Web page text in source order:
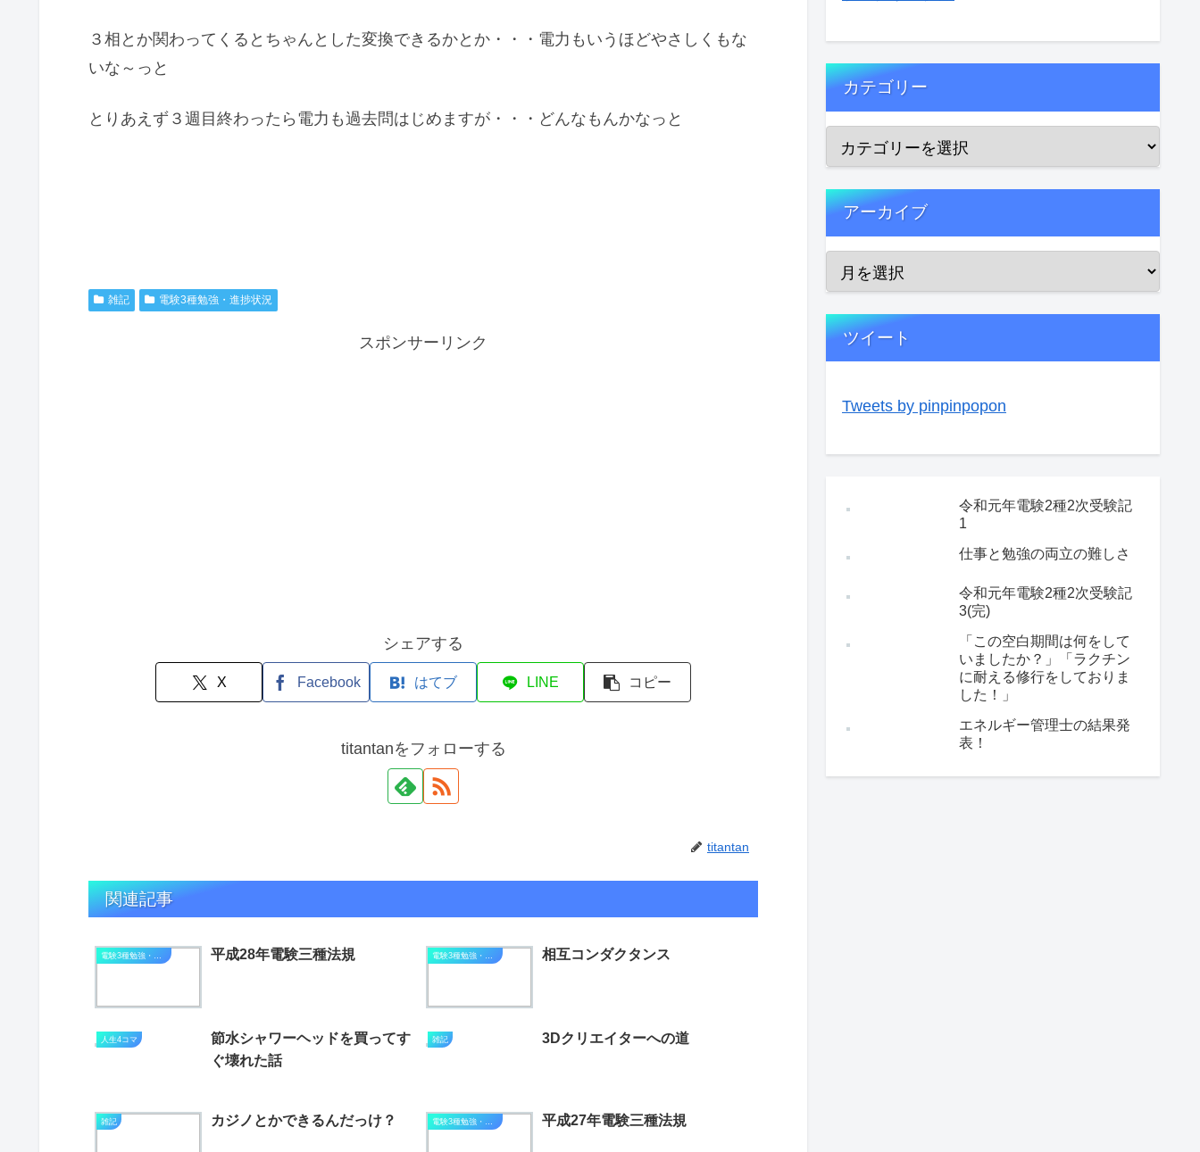
３相とか関わってくるとちゃんとした変換できるかとか・・・電力もいうほどやさしくもな
いな～っと
とりあえず３週目終わったら電力も過去問はじめますが・・・どんなもんかなっと
雑記 電験3種勉強・進捗状況
スポンサーリンク
シェアする
X Facebook はてブ LINE コピー
titantanをフォローする
titantan
関連記事
電験3種勉強・進捗状況 平成28年電験三種法規 電験3種勉強・進捗状況 相互コンダクタンス
人生4コマ
節水シャワーヘッドを買ってす
ぐ壊れた話
雑記 3Dクリエイターへの道
雑記 カジノとかできるんだっけ？ 平成27年電験三種法規
カテゴリー
アーカイブ
ツイート
Tweets by pinpinpopon
令和元年電験2種2次受験記
1
仕事と勉強の両立の難しさ
令和元年電験2種2次受験記
3(完)
「この空白期間は何をして
いましたか？」「ラクチン
に耐える修行をしておりま
した！」
エネルギー管理士の結果発
表！